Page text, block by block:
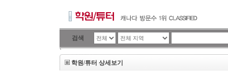
검색
`
학원/튜터 상세보기